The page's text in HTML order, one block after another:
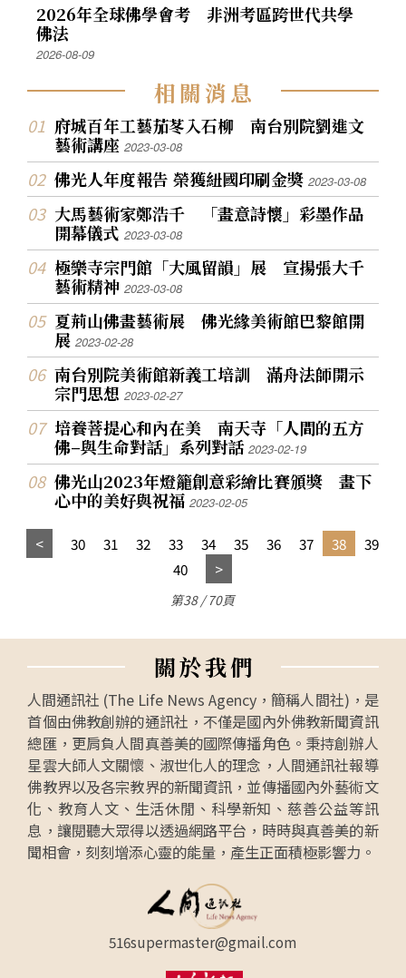
2026年全球佛學會考 非洲考區跨世代共學
佛法
2026-08-09
相關消息
府城百年工藝茄苳入石柳 南台別院劉進文
藝術講座2023-03-08
佛光人年度報告 榮獲紐國印刷金獎2023-03-08
大馬藝術家鄭浩千 「畫意詩懷」彩墨作品
開幕儀式2023-03-08
極樂寺宗門館「大風留韻」展 宣揚張大千
藝術精神2023-03-08
夏荊山佛畫藝術展 佛光緣美術館巴黎館開
展2023-02-28
南台別院美術館新義工培訓 滿舟法師開示
宗門思想2023-02-27
培養菩提心和內在美 南天寺「人間的五方
佛–與生命對話」系列對話2023-02-19
佛光山2023年燈籠創意彩繪比賽頒獎 畫下
心中的美好與祝福2023-02-05
30 31 32 33 34 35 36 37 38
39
40
第38 / 70頁
關於我們
人間通訊社 (The Life News Agency，簡稱人間社)，是
首個由佛教創辦的通訊社，不僅是國內外佛教新聞資訊
總匯，更肩負人間真善美的國際傳播角色。秉持創辦人
星雲大師人文關懷、淑世化人的理念，人間通訊社報導
佛教界以及各宗教界的新聞資訊，並傳播國內外藝術文
化、教育人文、生活休閒、科學新知、慈善公益等訊
息，讓閱聽大眾得以透過網路平台，時時與真善美的新
聞相會，刻刻增添心靈的能量，產生正面積極影響力。
516supermaster@gmail.com